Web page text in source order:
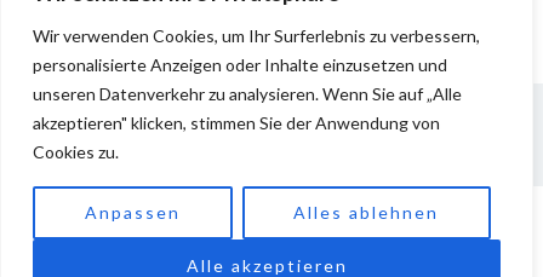
Wir verwenden Cookies, um Ihr Surferlebnis zu verbessern,
personalisierte Anzeigen oder Inhalte einzusetzen und
unseren Datenverkehr zu analysieren. Wenn Sie auf „Alle
akzeptieren" klicken, stimmen Sie der Anwendung von
Cookies zu.
Anpassen Alles ablehnen
Alle akzeptieren
Proudly powered by WordPress. Theme